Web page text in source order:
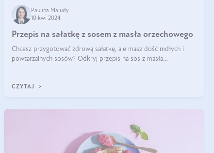
Paulina Maludy
10 kwi 2024
Przepis na sałatkę z sosem z masła orzechowego
Chcesz przygotować zdrową sałatkę, ale masz dość mdłych i
powtarzalnych sosów? Odkryj przepis na sos z masła
CZYTAJ